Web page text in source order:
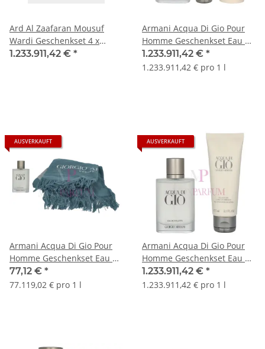
Ard Al Zaafaran Mousuf
Wardi Geschenkset 4 x
100ml
1.233.911,42 € *
Armani Acqua Di Gio Pour
Homme Geschenkset Eau de
Toilette 100ml/Body
Shampoo 75ml/Deo Stick
1.233.911,42 € *
1.233.911,42 € pro 1 l
AUSVERKAUFT
Armani Acqua Di Gio Pour
Homme Geschenkset Eau de
Toilette 100ml/Towel
77,12 € *
77.119,02 € pro 1 l
AUSVERKAUFT
Armani Acqua Di Gio Pour
Homme Geschenkset Eau de
Toilette 50ml/Shower Gel
75ml
1.233.911,42 € *
1.233.911,42 € pro 1 l